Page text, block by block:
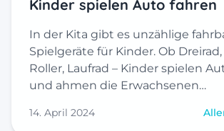
Kinder spielen Auto fahren
In der Kita gibt es unzählige
Spielgeräte für Kinder. Ob
Roller, Laufrad – Kinder spielen
und ahmen die Erwachsenen…
14. April 2024